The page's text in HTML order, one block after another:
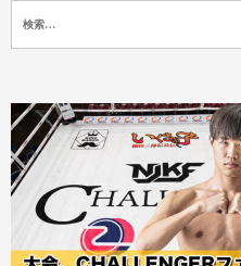
索: